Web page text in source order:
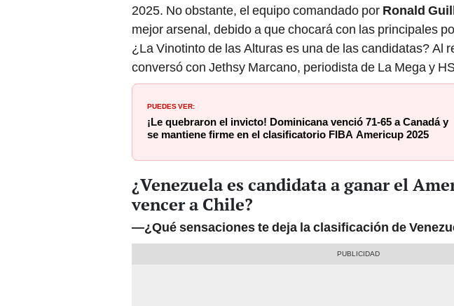
2025. No obstante, el equipo comandado por Ronald
mejor arsenal, debido a que chocará con las principales
¿La Vinotinto de las Alturas es una de las candidatas? Al
conversó con Jethsy Marcano, periodista de La Mega y
PUEDES VER:
¡Le quebraron el invicto! Dominicana venció 71-65 a Canadá y
se mantiene firme en el clasificatorio FIBA Americup 2025
¿Venezuela es candidata a ganar el
vencer a Chile?
—¿Qué sensaciones te deja la clasificación de